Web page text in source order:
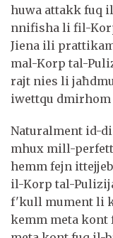
huwa attakk fuq
nnifisha li fil-
Jiena ili
mal-Korp tal-
rajt nies li
iwettqu dmirhom
Naturalment id-
mhux mill-
hemm fejn
il-Korp tal-
f'kull mument li
kemm meta kont